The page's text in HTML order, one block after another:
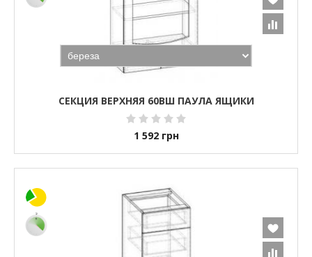
СЕКЦИЯ ВЕРХНЯЯ 60ВШ ПАУЛА ЯЩИКИ
1 592 грн